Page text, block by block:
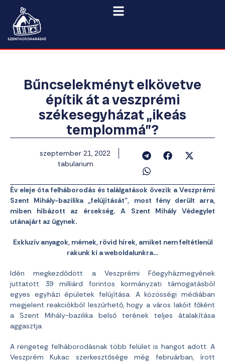
Bűncselekményt elkövetve
építik át a veszprémi
székesegyházat „ikeás
templommá”?
szeptember 21, 2022
tabularium
Év eleje óta felháborodás és találgatások övezik a Veszprémi
Szent Mihály-bazilika „felújítását”, most fény derült arra,
miben hibázott az érsekség. A Szent Mihály Védegylet
utánajárt az ügynek.
Exkluzív anyagok, mémek, rövid hírek, amiket nem feltétlenül
rakunk ki a weboldalunkra…
Idén megkezdődött a Veszprémi Főegyházmegyének
juttatott 39 milliárd forintos kormányzati támogatásból
egyes egyházi épületek felújítása. A közösségi médiában
megjelent reakciókból leszűrhető, hogy a város lakóit főként
a Szent Mihály-bazilika belső terének teljes átalakítása
aggasztja.
A rengeteg felháborodásnak több felület is hangot adott. A
Veszprém Kukac szerkesztősége még februárban, írott